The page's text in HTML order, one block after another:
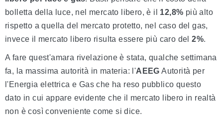
bolletta della luce, nel mercato libero, è il 12,8% più alto
rispetto a quella del mercato protetto, nel caso del gas,
invece il mercato libero risulta essere più caro del2%.
A fare quest'amara rivelazione è stata, qualche settimana
fa, la massima autorità in materia: l'AEEG Autorità per
l'Energia elettrica e Gas che ha reso pubblico questo
dato in cui appare evidente che il mercato libero in realtà
non è così conveniente come si dice.